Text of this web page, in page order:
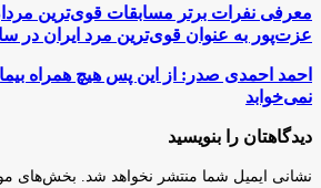
معرفی
نفرات
برتر
مسابقات
قوی‌ترین
مردان
ایران/
انتخاب
عزت‌پور
معرفی نفرات برتر مسابقات قوی‌ترین
عزت‌پور به عنوان قوی‌ترین مرد ایران در سال
احمد
احمدی
صدر:
این
پس
احمد احمدی صدر: از این پس هیچ همراه
نمی‌خوابد
دیدگاهتان را بنویسید
نشانی ایمیل شما منتشر نخواهد شد.
بخش‌های